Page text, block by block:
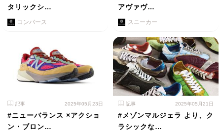
タリックシ…
コンバース
アヴァヴ…
スニーカー
記事 2025年05月23日
#ニューバランス ×アクショ
ン・ブロン…
記事 2025年05月21日
#メゾンマルジェラ より、ク
ラシックな…